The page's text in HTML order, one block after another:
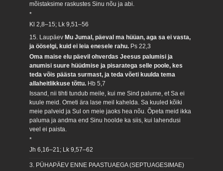
mõistaksime raskustes Sinu nõu ja abi.
*
Kl 2,8–15; Lk 9,51–56
15. Laupäev Mu Jumal, päeval ma hüüan, aga sa ei vasta,
ja ööselgi, kuid ei leia enesele rahu. Ps 22,3
Oma maise elu päevil ohverdas Jeesus palumisi ja
anumisi suure hüüdmise ja pisaratega selle poole, kes
teda võis päästa surmast, ja teda võeti kuulda tema
allaheitlikkuse tõttu. Hb 5,7
Issand, nii tihti tundub meile, kui me Sind palume, et Sa ei
kuule meid. Ometi ära lase meil kahelda. Sa kuuled kõiki
meie palveid ja Sul on meie jaoks hea nõu. Õpeta meid ikka
paluma ja andma end Sinu hoolde ka siis, kui lahendusi
veel ei paista.
*
Jh 6,16–21; Lk 9,57–62
3. PÜHAPÄEV ENNE PAASTUAEGA (SEPTUAGESIMAE)